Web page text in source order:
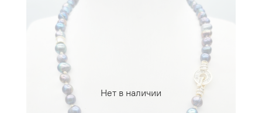
Нет в наличии